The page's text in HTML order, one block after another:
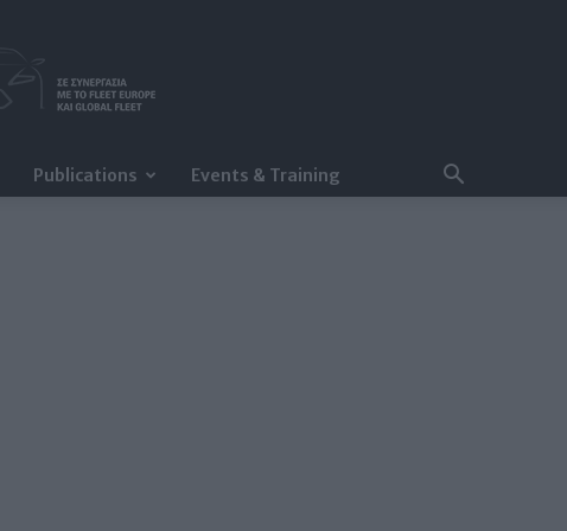
Publications Events & Training